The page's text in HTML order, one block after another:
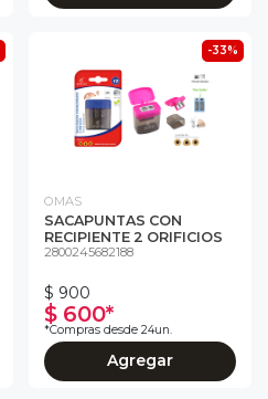
-33%
OMAS
SACAPUNTAS CON
RECIPIENTE 2 ORIFICIOS
2800245682188
$ 900
$ 600*
*Compras desde 24un.
Agregar